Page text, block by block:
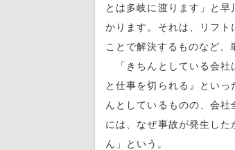
とは多岐に渡ります」と
かります。それは、リフ
ことで解決するものなど、
「きちんとしている会社
と仕事を切られる』とい
んとしているものの、会
には、なぜ事故が発生し
ん」という。